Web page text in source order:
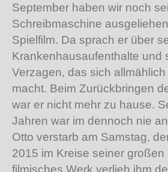
September haben wir noch
Schreibmaschine
Spielfilm. Da sprach er über
Krankenhausaufenthalte und
Verzagen, das sich
macht. Beim Zurückbringen
war er nicht mehr zu hause.
Jahren war im dennoch nie
Otto verstarb am Samstag,
2015 im Kreise seiner großen
filmisches Werk verlieh ihm